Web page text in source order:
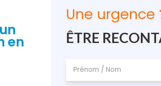
en
Une urgence
ÊTRE